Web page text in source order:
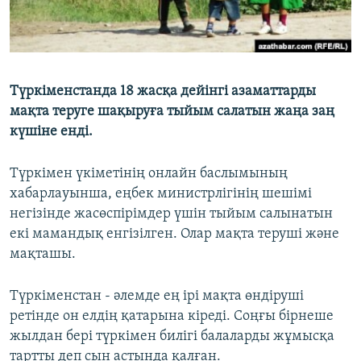
Түркіменстанда 18 жасқа дейінгі азаматтарды
мақта теруге шақыруға тыйым салатын жаңа заң
күшіне енді.
Түркімен үкіметінің онлайн баслымының
хабарлауынша, еңбек министрлігінің шешімі
негізінде жасөспірімдер үшін тыйым салынатын
екі мамандық енгізілген. Олар мақта теруші және
мақташы.
Түркіменстан - әлемде ең ірі мақта өндіруші
ретінде он елдің қатарына кіреді. Соңғы бірнеше
жылдан бері түркімен билігі балаларды жұмысқа
тартты деп сын астында қалған.